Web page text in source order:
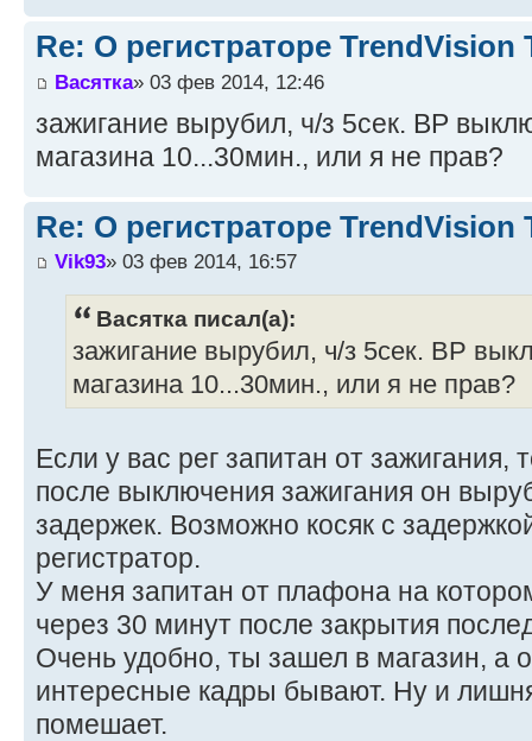
Re: О регистраторе TrendVision
Васятка» 03 фев 2014, 12:46
зажигание вырубил, ч/з 5сек. ВР
магазина 10...30мин., или я не прав?
Re: О регистраторе TrendVision
Vik93» 03 фев 2014, 16:57
Васятка писал(а):
зажигание вырубил, ч/з 5сек. ВР
магазина 10...30мин., или я не прав?
Если у вас рег запитан от зажигания,
после выключения зажигания он
задержек. Возможно косяк с
регистратор.
У меня запитан от плафона на
через 30 минут после закрытия
Очень удобно, ты зашел в магазин, а
интересные кадры бывают. Ну и
помешает.